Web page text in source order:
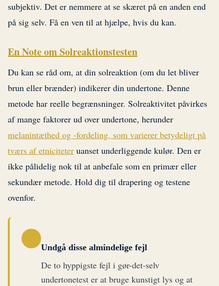
subjektiv. Det er nemmere at se skæret på en anden end
på sig selv. Få en ven til at hjælpe, hvis du kan.
En Note om Solreaktionstesten
Du kan se råd om, at din solreaktion (om du let bliver
brun eller brænder) indikerer din undertone. Denne
metode har reelle begrænsninger. Solreaktivitet påvirkes
af mange faktorer ud over undertone, herunder
melanintæthed og -fordeling, som varierer betydeligt på
tværs af etniciteter uanset underliggende kulør. Den er
ikke pålidelig nok til at anbefale som en primær eller
sekundær metode. Hold dig til drapering og testene
ovenfor.
Undgå disse almindelige fejl
De to hyppigste fejl i gør-det-selv
undertonetest er at bruge kunstigt lys og at